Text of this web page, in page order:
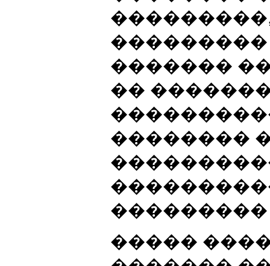
�������
��
��������
���������
�����